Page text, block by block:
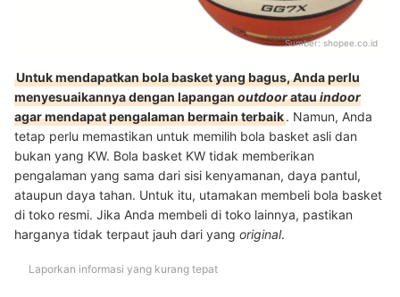
Sumber: shopee.co.id
Untuk mendapatkan bola basket yang bagus, Anda perlu
menyesuaikannya dengan lapanganoutdooratauindoor
agar mendapat pengalaman bermain terbaik. Namun, Anda
tetap perlu memastikan untuk memilih bola basket asli dan
bukan yang KW. Bola basket KW tidak memberikan
pengalaman yang sama dari sisi kenyamanan, daya pantul,
ataupun daya tahan. Untuk itu, utamakan membeli bola basket
di toko resmi. Jika Anda membeli di toko lainnya, pastikan
harganya tidak terpaut jauh dari yang original.
Laporkan informasi yang kurang tepat